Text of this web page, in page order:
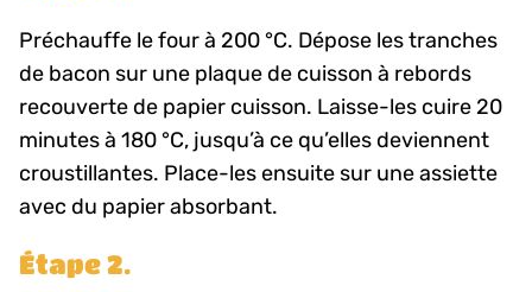
Préchauffe le four à 200 °C. Dépose les tranches
de bacon sur une plaque de cuisson à rebords
recouverte de papier cuisson. Laisse-les cuire 20
minutes à 180 °C, jusqu’à ce qu’elles deviennent
croustillantes. Place-les ensuite sur une assiette
avec du papier absorbant.
Étape 2.